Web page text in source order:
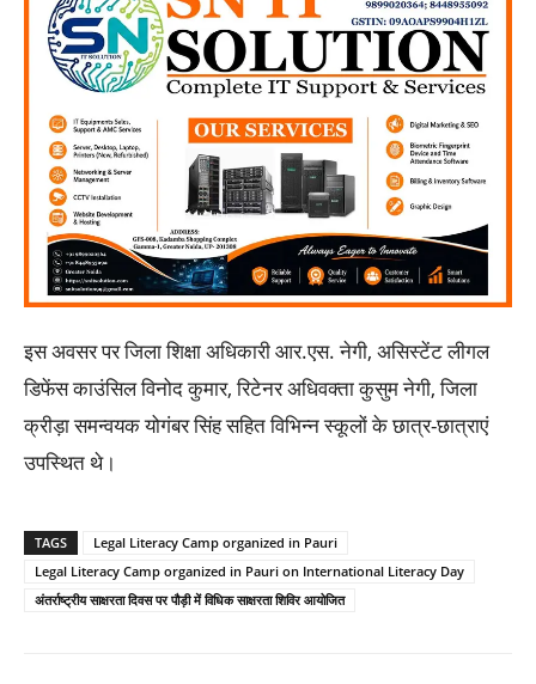
इस अवसर पर जिला शिक्षा अधिकारी आर.एस. नेगी, असिस्टेंट लीगल
डिफेंस काउंसिल विनोद कुमार, रिटेनर अधिवक्ता कुसुम नेगी, जिला
क्रीड़ा समन्वयक योगंबर सिंह सहित विभिन्न स्कूलों के छात्र-छात्राएं
उपस्थित थे।
TAGS
Legal Literacy Camp organized in Pauri
Legal Literacy Camp organized in Pauri on International Literacy Day
अंतर्राष्ट्रीय साक्षरता दिवस पर पौड़ी में विधिक साक्षरता शिविर आयोजित